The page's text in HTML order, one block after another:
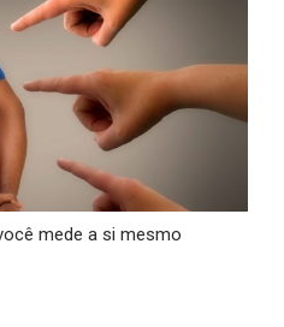
mede a si mesmo